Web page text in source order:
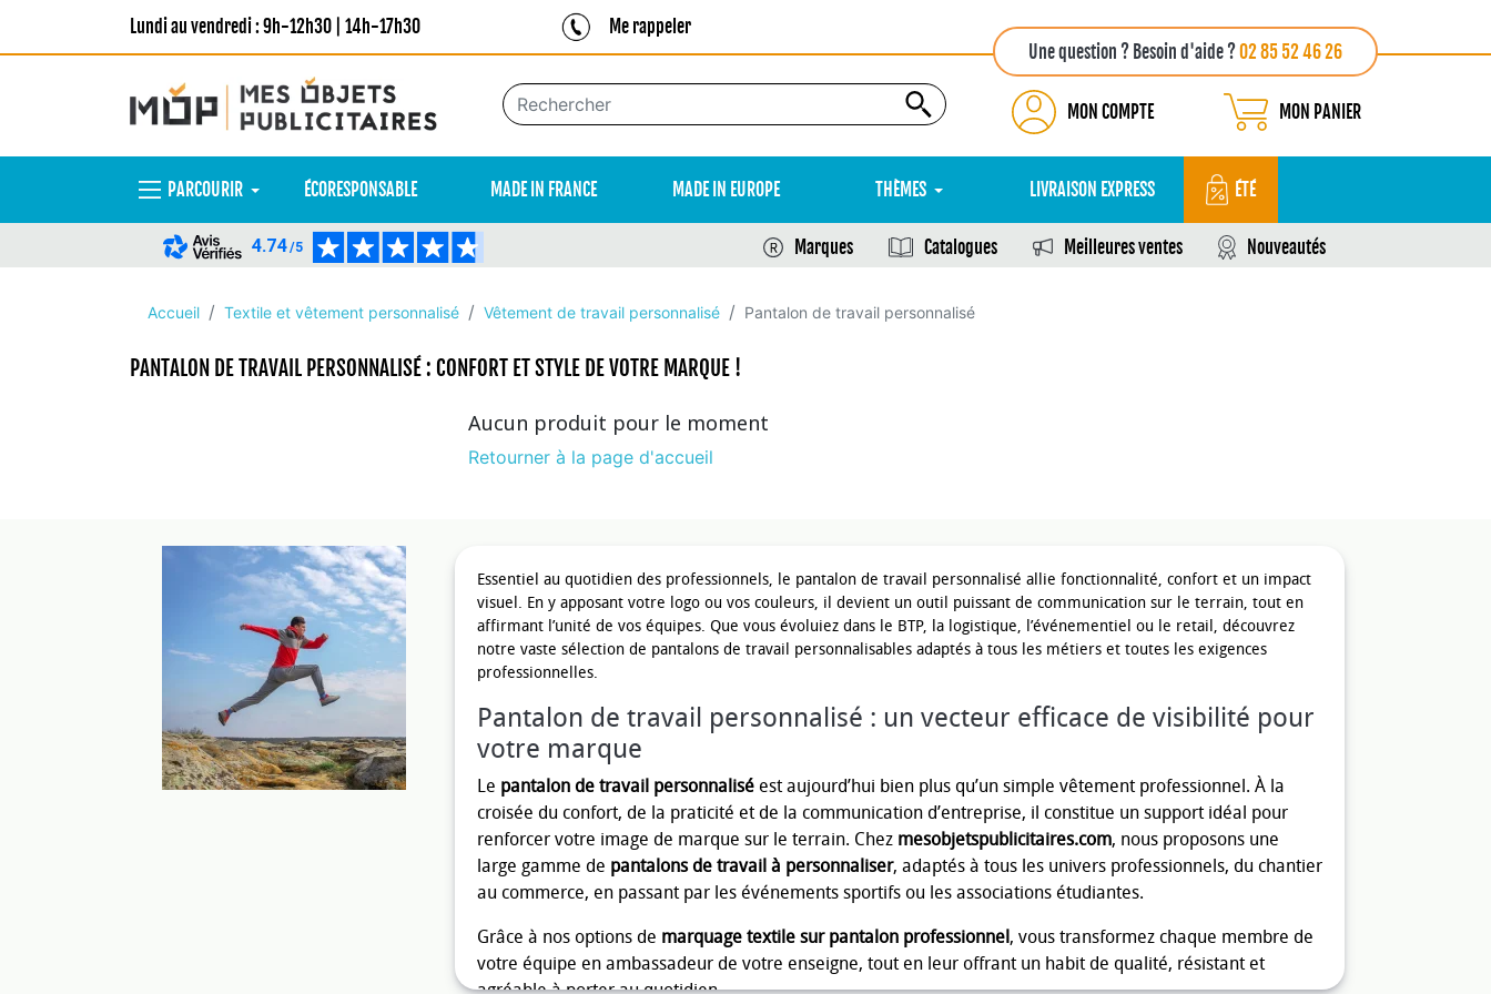
Lundi au vendredi : 9h-12h30 | 14h-17h30
Me rappeler
Une question ? Besoin d'aide ?02 85 52 46 26
MON COMPTE MON PANIER
PARCOURIR ÉCORESPONSABLE MADE IN FRANCE MADE IN EUROPE THÈMES LIVRAISON EXPRESS ÉTÉ
4.74/5 Marques Catalogues Meilleures ventes Nouveautés
Accueil Textile et vêtement personnalisé Vêtement de travail personnalisé Pantalon de travail personnalisé
PANTALON DE TRAVAIL PERSONNALISÉ : CONFORT ET STYLE DE VOTRE MARQUE !
Essentiel au quotidien des professionnels, le pantalon de travail personnalisé allie fonctionnalité, confort et un impact
visuel. En y apposant votre logo ou vos couleurs, il devient un outil puissant de communication sur le terrain, tout en
affirmant l’unité de vos équipes. Que vous évoluiez dans le BTP, la logistique, l’événementiel ou le retail, découvrez
notre vaste sélection de pantalons de travail personnalisables adaptés à tous les métiers et toutes les exigences
professionnelles.
Pantalon de travail personnalisé : un vecteur efficace de visibilité pour
votre marque
Le pantalon de travail personnaliséest aujourd’hui bien plus qu’un simple vêtement professionnel. À la
croisée du confort, de la praticité et de la communication d’entreprise, il constitue un support idéal pour
renforcer votre image de marque sur le terrain. Chez mesobjetspublicitaires.com, nous proposons une
large gamme de pantalons de travail à personnaliser, adaptés à tous les univers professionnels, du chantier
au commerce, en passant par les événements sportifs ou les associations étudiantes.
Grâce à nos options de marquage textile sur pantalon professionnel, vous transformez chaque membre de
votre équipe en ambassadeur de votre enseigne, tout en leur offrant un habit de qualité, résistant et
Aucun produit pour le moment
Retourner à la page d'accueil